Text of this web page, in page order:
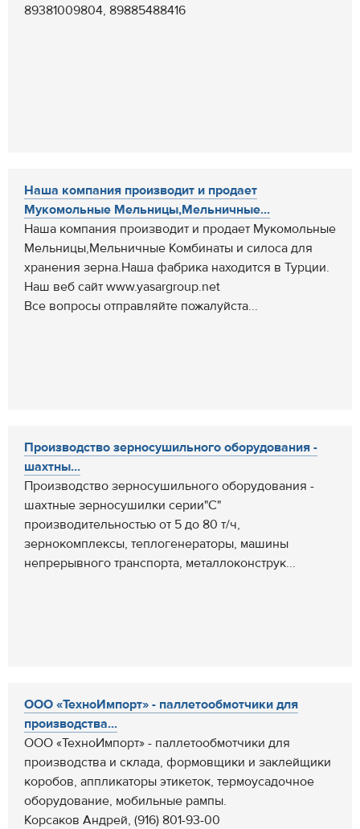
89381009804, 89885488416
Наша компания производит и продает
Мукомольные Мельницы,Мельничные...
Наша компания производит и продает Мукомольные
Мельницы,Мельничные Комбинаты и силоса для
хранения зерна.Наша фабрика находится в Турции.
Наш веб сайт www.yasargroup.net
Все вопросы отправляйте пожалуйста...
Производство зерносушильного оборудования -
шахтны...
Производство зерносушильного оборудования -
шахтные зерносушилки серии"С"
производительностью от 5 до 80 т/ч,
зернокомплексы, теплогенераторы, машины
непрерывного транспорта, металлоконструк...
ООО «ТехноИмпорт» - паллетообмотчики для
производства...
ООО «ТехноИмпорт» - паллетообмотчики для
производства и склада, формовщики и заклейщики
коробов, аппликаторы этикеток, термоусадочное
оборудование, мобильные рампы.
Корсаков Андрей, (916) 801-93-00